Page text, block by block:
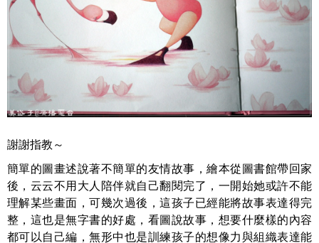
謝謝指教～
簡單的圖畫述說著不簡單的友情故事，繪本從圖書館帶回家
後，云云不用大人陪伴就自己翻閱完了，一開始她或許不能
理解某些畫面，可幾次過後，這孩子已經能將故事表達得完
整，這也是無字書的好處，看圖說故事，想要什麼樣的內容
都可以自己編，無形中也是訓練孩子的想像力與組織表達能